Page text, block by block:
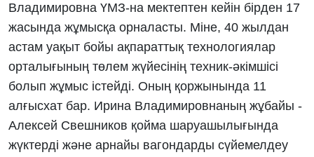
Владимировна ҮМЗ-на мектептен кейін бірден 17
жасында жұмысқа орналасты. Міне, 40 жылдан
астам уақыт бойы ақпараттық технологиялар
орталығының төлем жүйесінің техник-әкімшісі
болып жұмыс істейді. Оның қоржынында 11
алғысхат бар. Ирина Владимировнаның жұбайы -
Алексей Свешников қойма шаруашылығында
жүктерді және арнайы вагондарды сүйемелдеу